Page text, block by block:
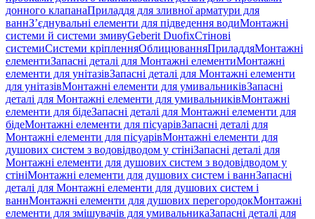
донного клапанаПриладдя для зливної арматури для
ваннЗ’єднувальні елементи для підведення водиМонтажні
системи й системи змивуGeberit DuofixСтінові
системиСистеми кріпленняОблицюванняПриладдяМонтажні
елементиЗапасні деталі для Монтажні елементиМонтажні
елементи для унітазівЗапасні деталі для Монтажні елементи
для унітазівМонтажні елементи для умивальниківЗапасні
деталі для Монтажні елементи для умивальниківМонтажні
елементи для бідеЗапасні деталі для Монтажні елементи для
бідеМонтажні елементи для пісуарівЗапасні деталі для
Монтажні елементи для пісуарівМонтажні елементи для
душових систем з водовідводом у стініЗапасні деталі для
Монтажні елементи для душових систем з водовідводом у
стініМонтажні елементи для душових систем і ваннЗапасні
деталі для Монтажні елементи для душових систем і
ваннМонтажні елементи для душових перегородокМонтажні
елементи для змішувачів для умивальникаЗапасні деталі для